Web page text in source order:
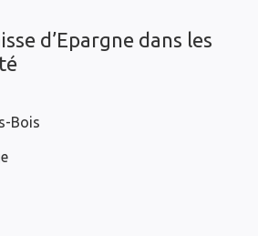
d’Epargne dans les
Bois